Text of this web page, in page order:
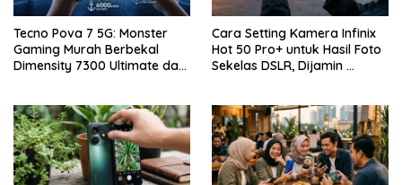
Tecno Pova 7 5G: Monster
Gaming Murah Berbekal
Dimensity 7300 Ultimate dan
Cara Setting Kamera Infinix
Hot 50 Pro+ untuk Hasil Foto
Sekelas DSLR, Dijamin …